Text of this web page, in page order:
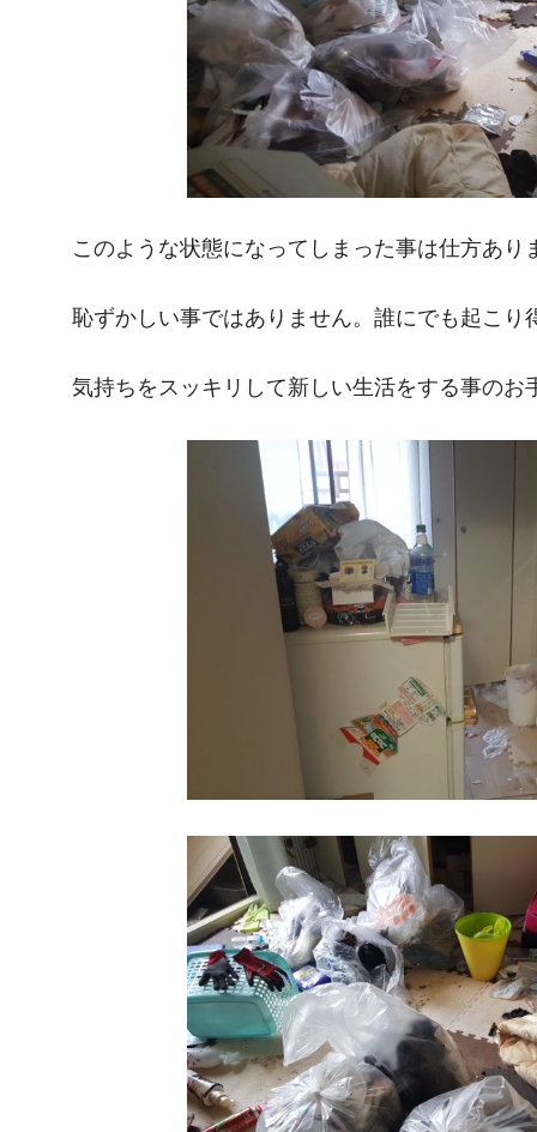
このような状態になってしまった事は仕方あり
恥ずかしい事ではありません。誰にでも起こり
気持ちをスッキリして新しい生活をする事のお